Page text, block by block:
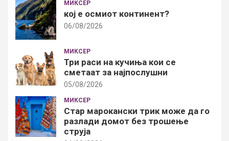
МИКСЕР
кој е осмиот континент?
06/08/2026
МИКСЕР
Три раси на кучиња кои се
сметаат за најпослушни
05/08/2026
МИКСЕР
Стар марокански трик може да го
разлади домот без трошење
струја